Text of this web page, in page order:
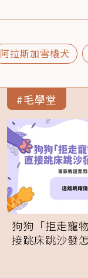
阿拉斯加雪橇犬
#毛學堂
狗狗「拒走寵
接跳床跳沙發